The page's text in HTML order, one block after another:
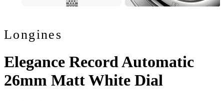
Longines
Elegance Record Automatic
26mm Matt White Dial